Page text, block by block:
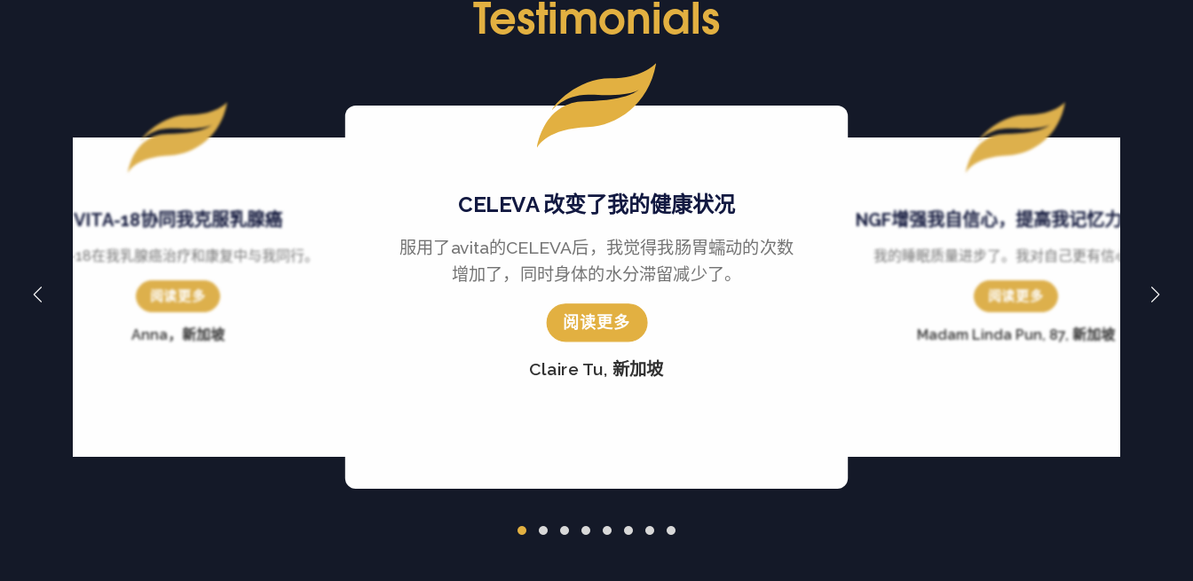
Testimonials
VITA-18协同我克服乳腺癌
VITA-18在我乳腺癌治疗和康复中与我同行。
阅读更多
Anna，新加坡
CELEVA 改变了我的健康状况
服用了avita的CELEVA后，我觉得我肠胃蠕动的次数
增加了，同时身体的水分滞留减少了。
阅读更多
Claire Tu, 新加坡
NGF增强我自信心，提高我记忆力的良药
我的睡眠质量进步了。我对自己更有信心了。
阅读更多
Madam Linda Pun, 87, 新加坡